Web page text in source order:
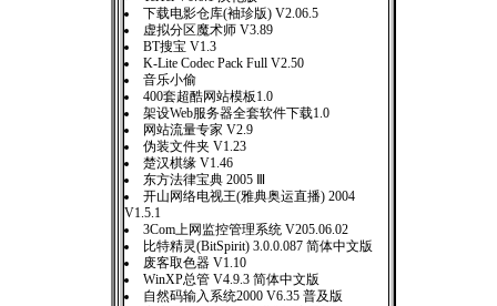
下载电影仓库(袖珍版) V2.06.5
虚拟分区魔术师 V3.89
BT搜宝 V1.3
K-Lite Codec Pack Full V2.50
音乐小偷
400套超酷网站模板1.0
架设Web服务器全套软件下载1.0
网站流量专家 V2.9
伪装文件夹 V1.23
楚汉棋缘 V1.46
东方法律宝典 2005 Ⅲ
开山网络电视王(雅典奥运直播) 2004
V1.5.1
3Com上网监控管理系统 V205.06.02
比特精灵(BitSpirit) 3.0.0.087 简体中文版
废客取色器 V1.10
WinXP总管 V4.9.3 简体中文版
自然码输入系统2000 V6.35 普及版